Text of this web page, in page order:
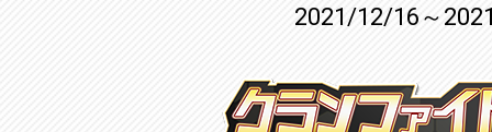
2021/12/16～